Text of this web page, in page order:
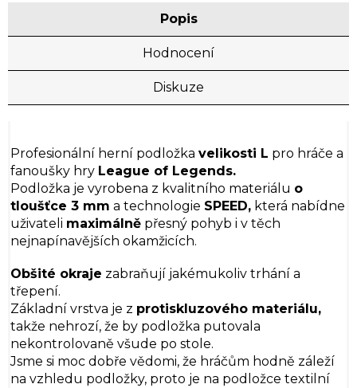
Popis
Hodnocení
Diskuze
Profesionální herní podložka velikosti L pro hráče a
fanoušky hry League of Legends.
Podložka je vyrobena z kvalitního materiálu o
tloušťce 3 mm a technologie SPEED, která nabídne
uživateli maximálně přesný pohyb i v těch
nejnapínavějších okamžicích.
Obšité okraje zabraňují jakémukoliv trhání a
třepení.
Základní vrstva je z protiskluzového materiálu,
takže nehrozí, že by podložka putovala
nekontrolovaně všude po stole.
Jsme si moc dobře vědomi, že hráčům hodně záleží
na vzhledu podložky, proto je na podložce textilní